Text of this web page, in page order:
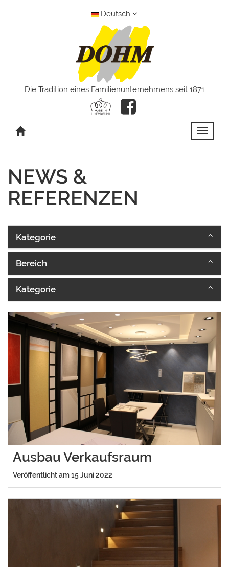
Deutsch
Die Tradition eines Familienunternehmens seit 1871
Toggle
NEWS &
REFERENZEN
Kategorie
Bereich
Kategorie
Ausbau Verkaufsraum
Veröffentlicht am 15 Juni 2022